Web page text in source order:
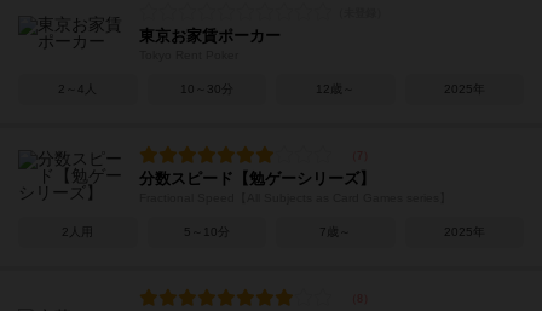
東京お家賃ポーカー
2～4人 10～30分 12歳～ 2025年
分数スピード【勉ゲーシリーズ】
2人用 5～10分 7歳～ 2025年